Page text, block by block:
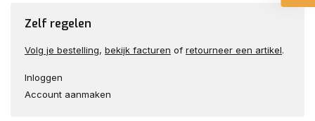
Zelf regelen
Volg je bestelling, bekijk facturen of retourneer een artikel.
Inloggen
Account aanmaken